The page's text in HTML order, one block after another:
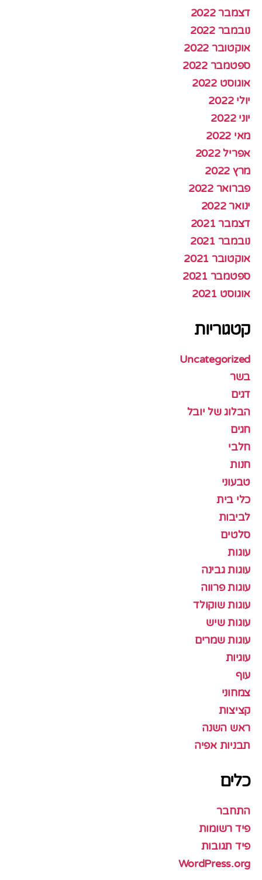
דצמבר 2022
נובמבר 2022
אוקטובר 2022
ספטמבר 2022
אוגוסט 2022
יולי 2022
יוני 2022
מאי 2022
אפריל 2022
מרץ 2022
פברואר 2022
ינואר 2022
דצמבר 2021
נובמבר 2021
אוקטובר 2021
ספטמבר 2021
אוגוסט 2021
קטגוריות
Uncategorized
בשר
דגים
הבלוג של יובל
חגים
חלבי
חנות
טבעוני
כלי בית
לביבות
סלטים
עוגות
עוגות גבינה
עוגות פרווה
עוגות שוקולד
עוגות שיש
עוגות שמרים
עוגיות
עוף
צמחוני
קציצות
ראש השנה
תבניות אפיה
כלים
התחבר
פיד רשומות
פיד תגובות
WordPress.org